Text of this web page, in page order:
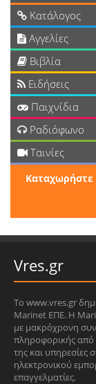
Κατάλογος
Αγγελίες
Βιβλία
Ειδήσεις
Παιχνίδια
Ραδιόφωνο
Ταινίες
Καταχωρήστε
Vres.gr
Το www.vres.gr
Marinet ΕΠΕ. Η
με μακρόχρονη
πληροφορικής από
της και υπηρεσίες
ηλεκτρονικού
επαγγελματίες.